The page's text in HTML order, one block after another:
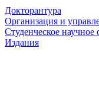
Докторантура
Организация и
Студенческое научное
Издания